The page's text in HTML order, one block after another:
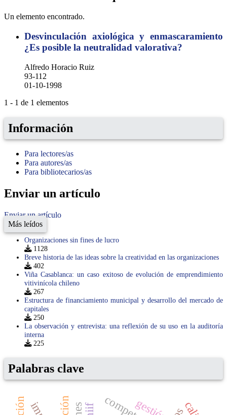
Un elemento encontrado.
Desvinculación axiológica y enmascaramiento
¿Es posible la neutralidad valorativa?
Alfredo Horacio Ruiz
93-112
01-10-1998
1 - 1 de 1 elementos
Información
Para lectores/as
Para autores/as
Para bibliotecarios/as
Enviar un artículo
Enviar un artículo
Más leídos
Organizaciones sin fines de lucro
1128
Breve historia de las ideas sobre la creatividad en las organizaciones
402
Viña Casablanca: un caso exitoso de evolución de emprendimiento
vitivinícola chileno
267
Estructura de financiamiento municipal y desarrollo del mercado de
capitales
250
La observación y entrevista: una reflexión de su uso en la auditoría
interna
225
Palabras clave